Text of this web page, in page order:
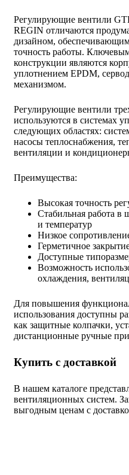
Регулирующие вентили
REGIN отличаются
дизайном,
точность работы.
конструкции являются
уплотнением EPDM,
механизмом.
Регулирующие вентили
используются в системах
следующих областях:
насосы теплоснабжения,
вентиляции и
Преимущества:
Высокая точность
Стабильная работа в
и температур
Низкое
Герметичное
Доступные
Возможность
охлаждения,
Для повышения
использования доступны
как защитные колпачки,
дистанционные ручные
Купить с доставкой
В нашем каталоге
вентиляционных систем.
выгодным ценам с